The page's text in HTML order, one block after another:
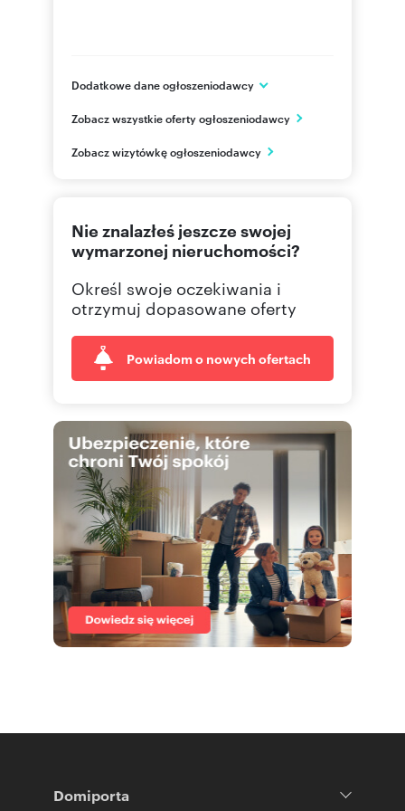
Zelów - kilka minut jazdy (sklepy, usługi,
Bełchatów - szybki dojazd do miasta
ośrodkami regionu, w tym z Łódź
Lokalizacja zapewnia wygodny dojazd dla
pracowników, klientów i kontrahentów, przy
jednoczesnym zachowaniu ciszy i prywatności.
To kompleksowa i rzadko spotykana oferta,
łącząca:
luksusową rezydencję
działający zakład produkcyjny z pełnym
wyposażeniem
duży areał gruntu
realny potencjał inwestycyjny i rozwojowy
wykorzystaniem elementów dekoracyjnych w
swobodnie urządzić nieruchomość zgodnie z
Dodatkowe dane ogłoszeniodawcy
Łódź
PL
Zobacz wszystkie oferty ogłoszeniodawcy
Zobacz wizytówkę ogłoszeniodawcy
Nie znalazłeś jeszcze swojej
wymarzonej nieruchomości?
Określ swoje oczekiwania i
otrzymuj dopasowane oferty
Powiadom o nowych ofertach
Domiporta